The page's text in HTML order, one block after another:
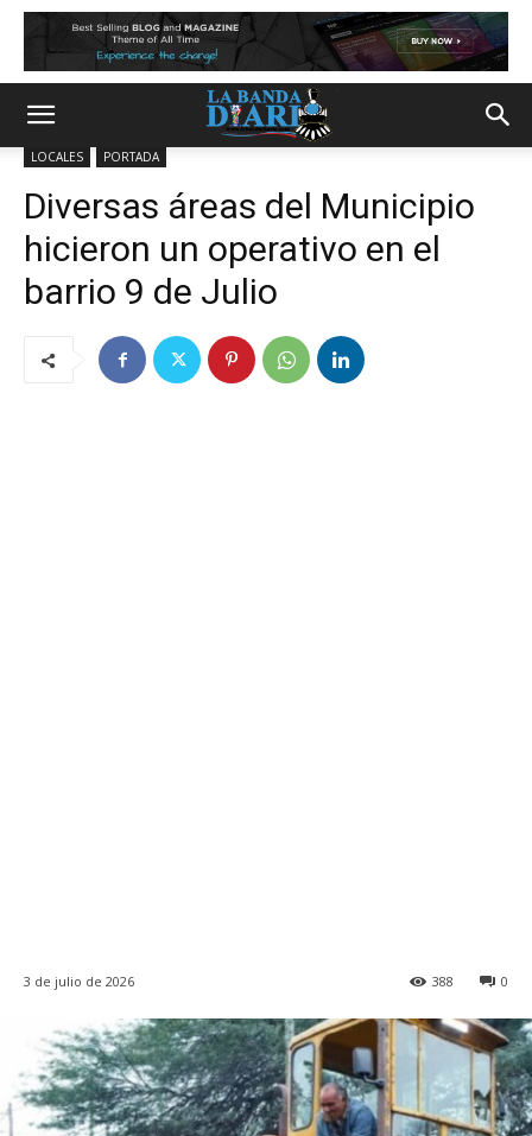
LOCALES PORTADA
Diversas áreas del Municipio
hicieron un operativo en el
barrio 9 de Julio
3 de julio de 2026 0
388